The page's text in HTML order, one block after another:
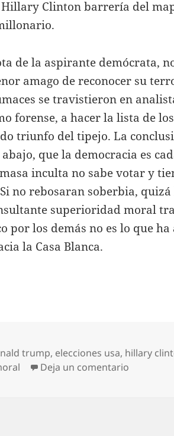
Clinton barrería del
de la aspirante demócrata,
amago de reconocer su
se travistieron en
forense, a hacer la lista de
triunfo del tipejo. La
que la democracia es
inculta no sabe votar y
no rebosaran soberbia,
superioridad moral
por los demás no es lo que
la Casa Blanca.
trump, elecciones usa, hillary
Deja un comentario